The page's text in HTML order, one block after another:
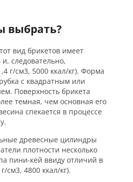
выбрать?
вид брикетов имеет
следовательно,
г/см3, 5000 ккал/кг). Форма
с квадратным или
Поверхность брикета
темная, чем основная его
спекается в процессе
древесные цилиндры
плотности несколько
пини-кей ввиду отличий в
см3, 4800 ккал/кг).